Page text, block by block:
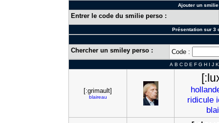
Ajouter un
Entrer le code du smilie perso :
Présentation sur 3
Chercher un smiley perso : Code :
A B C D E F G H I J K
[:grimault]
blaireau
ridicule